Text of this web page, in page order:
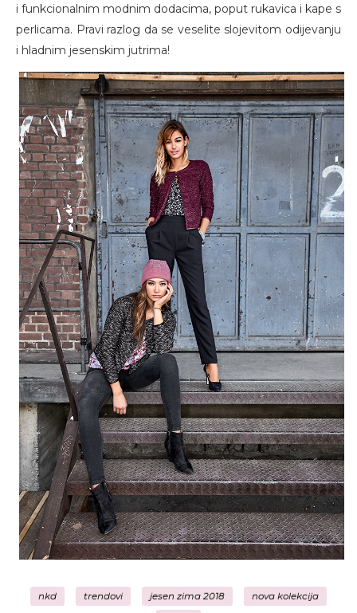
i funkcionalnim modnim dodacima, poput rukavica i kape s
perlicama. Pravi razlog da se veselite slojevitom odijevanju
i hladnim jesenskim jutrima!
nkd trendovi jesen zima 2018 nova kolekcija